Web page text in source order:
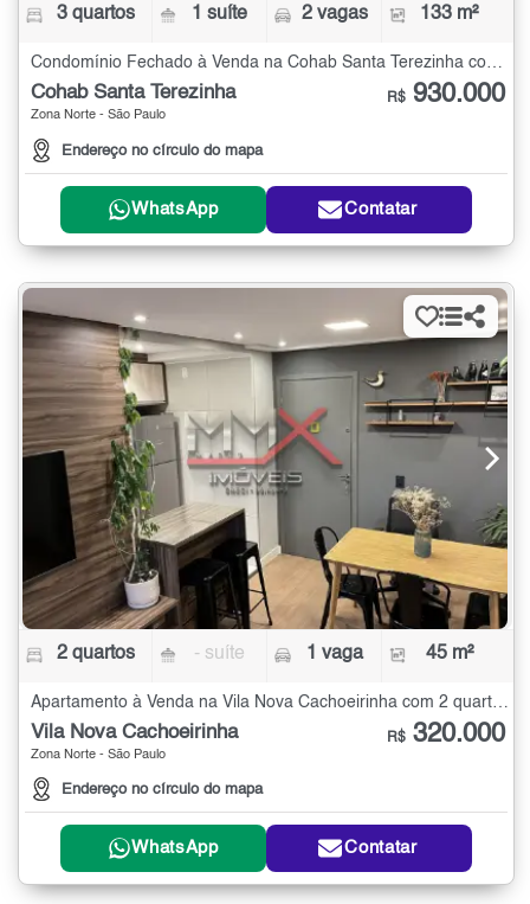
3 quartos 1 suíte 2 vagas 133 m²
Condomínio Fechado à Venda na Cohab Santa Terezinha com 3 quartos - 133 m²
Cohab Santa Terezinha
Zona Norte - São Paulo
Endereço no círculo do mapa
R$ 930.000
WhatsApp Contatar
2 quartos - suíte 1 vaga 45 m²
Vila Nova Cachoeirinha
Zona Norte - São Paulo
Endereço no círculo do mapa
R$ 320.000
WhatsApp Contatar